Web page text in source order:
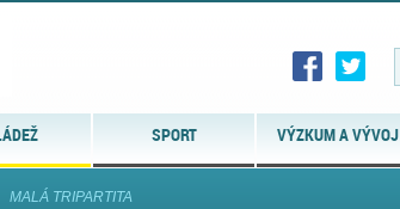
SPORT VÝZKUM A VÝVOJ
MALÁ TRIPARTITA